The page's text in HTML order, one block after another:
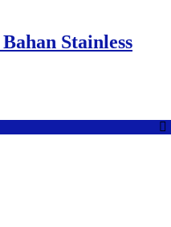
Stainless